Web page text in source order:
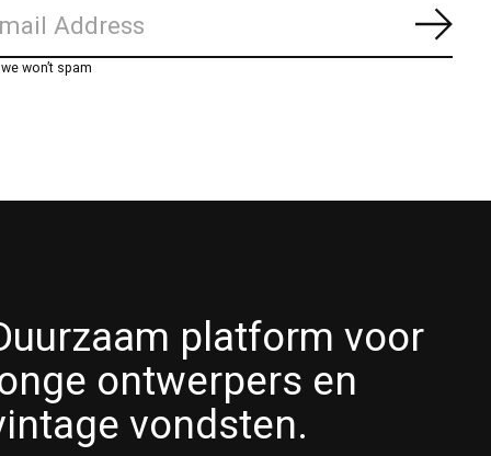
won’t spam
platform voor
ontwerpers en
vondsten.